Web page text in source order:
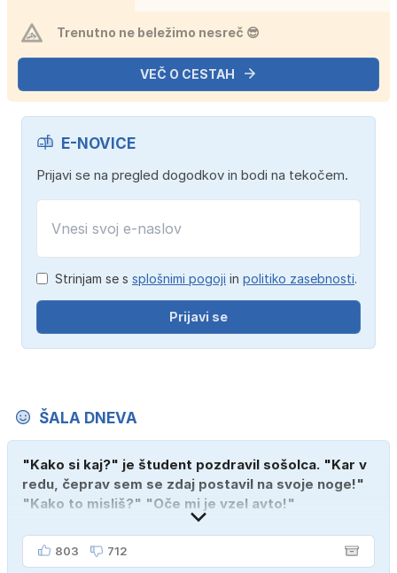
Trenutno ne beležimo nesreč 😎
VEČ O CESTAH
E-NOVICE
Prijavi se na pregled dogodkov in bodi na tekočem.
Strinjam se s splošnimi pogoji in politiko zasebnosti.
Prijavi se
ŠALA DNEVA
"Kako si kaj?" je študent pozdravil sošolca. "Kar v
redu, čeprav sem se zdaj postavil na svoje noge!"
"Kako to misliš?" "Oče mi je vzel avto!"
803 712